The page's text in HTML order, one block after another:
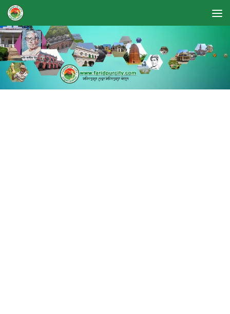
Skip to content